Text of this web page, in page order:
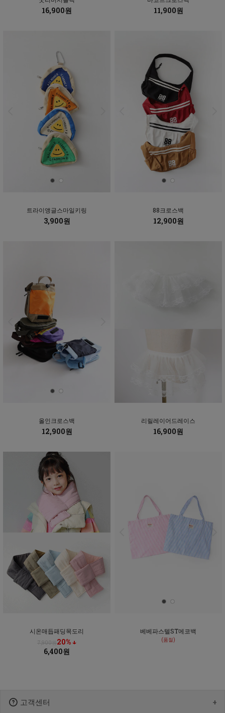
16,900원 11,900원
트라이앵글스마일키링
3,900원
88크로스백
12,900원
올인크로스백
12,900원
리릴레이어드레이스
16,900원
시온매듭패딩목도리
7,900원20% ↓
6,400원
베베파스텔ST에코백
(품절)
고객센터